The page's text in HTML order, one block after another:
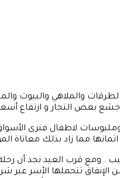
والملاهي والبيوت
بعض التجار و ارتفاع أسعار
لاطفال فنرى الأسواق
مما زاد بذلك معاناة
. ومع قرب العيد نجد أن
تتحملها الأسر عبر